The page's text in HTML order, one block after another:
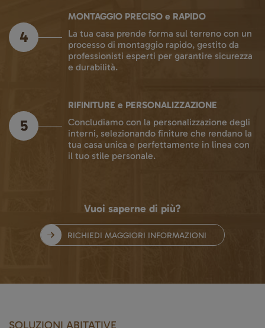
MONTAGGIO PRECISO e RAPIDO
La tua casa prende forma sul terreno con un
processo di montaggio rapido, gestito da
professionisti esperti per garantire sicurezza
e durabilità.
4
RIFINITURE e PERSONALIZZAZIONE
Concludiamo con la personalizzazione degli
interni, selezionando finiture che rendano la
tua casa unica e perfettamente in linea con
il tuo stile personale.
5
Vuoi saperne di più?
RICHIEDI MAGGIORI INFORMAZIONI
SOLUZIONI ABITATIVE